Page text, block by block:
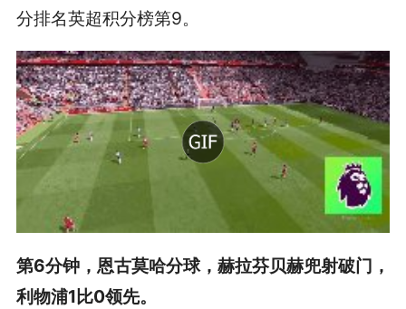
分排名英超积分榜第9。
第6分钟，恩古莫哈分球，赫拉芬贝赫兜射破门，
利物浦1比0领先。